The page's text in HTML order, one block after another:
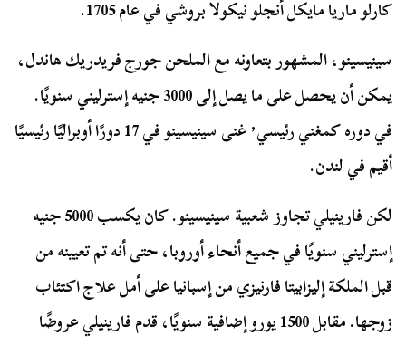
كارلو ماريا مايكل أنجلو نيكولا بروشي في عام 1705.
سينيسينو، المشهور بتعاونه مع الملحن جورج فريدريك هاندل،
يمكن أن يحصل على ما يصل إلى 3000 جنيه إسترليني سنويًا.
في دوره كمغني رئيسي٬ غنى سينيسينو في 17 دورًا أوبراليًا رئيسيًا
أقيم في لندن.
لكن فارينيلي تجاوز شعبية سينيسينو. كان يكسب 5000 جنيه
إسترليني سنويًا في جميع أنحاء أوروبا، حتى أنه تم تعيينه من
قبل الملكة إليزابيتا فارنيزي من إسبانيا على أمل علاج اكتئاب
زوجها. مقابل 1500 يورو إضافية سنويًا، قدم فارينيلي عروضًا